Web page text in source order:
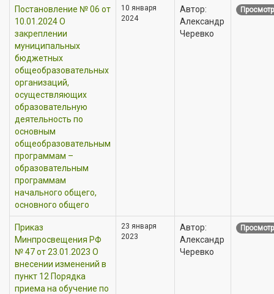
Постановление № 06 от
10.01.2024 О
закреплении
муниципальных
бюджетных
общеобразовательных
организаций,
осуществляющих
образовательную
деятельность по
основным
общеобразовательным
программам –
образовательным
программам
начального общего,
основного общего
10 января
2024
Автор:
Александр
Черевко
Приказ
Минпросвещения РФ
№ 47 от 23.01.2023 О
внесении изменений в
пункт 12 Порядка
приема на обучение по
23 января
2023
Автор:
Александр
Черевко